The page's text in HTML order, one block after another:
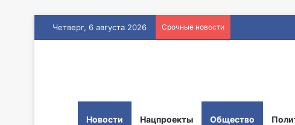
Четверг, 6 августа 2026 Срочные новости
Новости Нацпроекты Общество